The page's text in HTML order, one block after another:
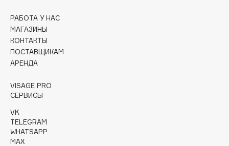
D
d'Alba
DARLING*
Darphin
Davines
Deonica
РАБОТА У НАС
МАГАЗИНЫ
КОНТАКТЫ
ПОСТАВЩИКАМ
АРЕНДА
VISAGE PRO
СЕРВИСЫ
VK
TELEGRAM
WHATSAPP
MAX